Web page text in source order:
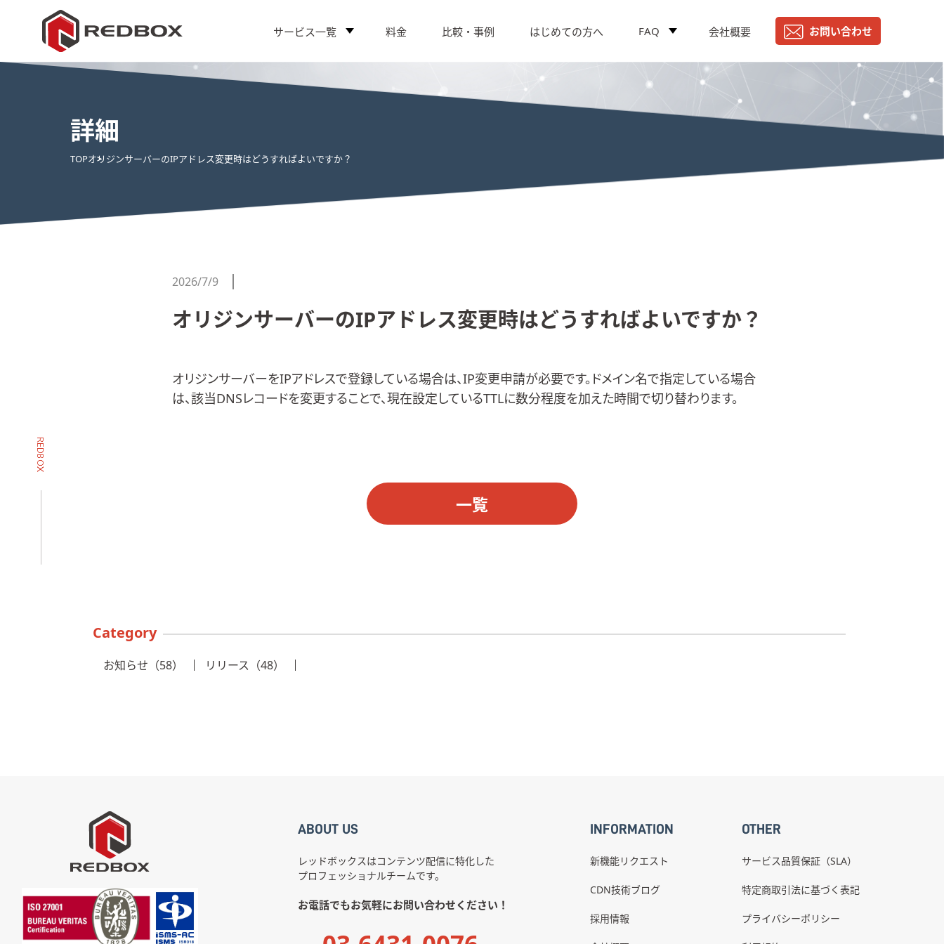
サービス一覧 料金 比較・事例 はじめての方へ FAQ 会社概要 お問い合わせ
詳細
TOPオリジンサーバーのIPアドレス変更時はどうすればよいですか？
2026/7/9
オリジンサーバーのIPアドレス変更時はどうすればよいですか？
オリジンサーバーをIPアドレスで登録している場合は、IP変更申請が必要です。ドメイン名で指定している場合
は、該当DNSレコードを変更することで、現在設定しているTTLに数分程度を加えた時間で切り替わります。
一覧
Category
お知らせ（58） リリース（48）
ABOUT US
レッドボックスはコンテンツ配信に特化した
プロフェッショナルチームです。
お電話でもお気軽にお問い合わせください！
INFORMATION
新機能リクエスト
CDN技術ブログ
採用情報
OTHER
サービス品質保証（SLA）
特定商取引法に基づく表記
プライバシーポリシー